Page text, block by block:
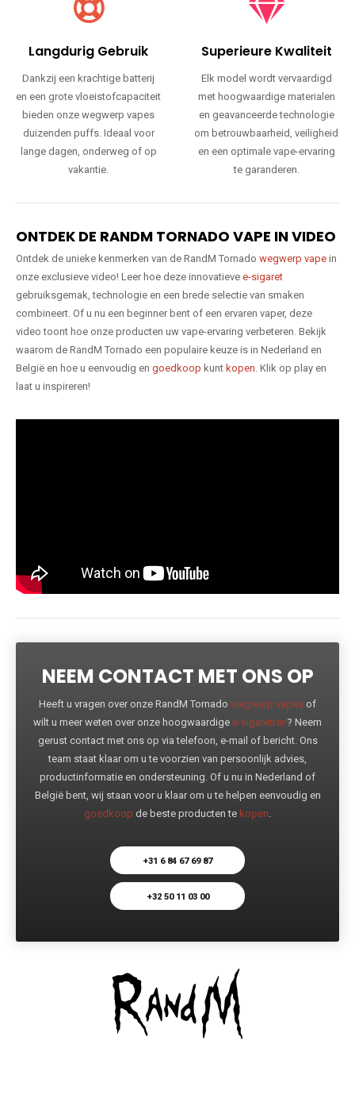
Langdurig Gebruik
Dankzij een krachtige batterij
en een grote vloeistofcapaciteit
bieden onze wegwerp vapes
duizenden puffs. Ideaal voor
lange dagen, onderweg of op
vakantie.
Superieure Kwaliteit
Elk model wordt vervaardigd
met hoogwaardige materialen
en geavanceerde technologie
om betrouwbaarheid, veiligheid
en een optimale vape-ervaring
te garanderen.
ONTDEK DE RANDM TORNADO VAPE IN VIDEO
Ontdek de unieke kenmerken van de RandM Tornado wegwerp vape in
onze exclusieve video! Leer hoe deze innovatieve e-sigaret
gebruiksgemak, technologie en een brede selectie van smaken
combineert. Of u nu een beginner bent of een ervaren vaper, deze
video toont hoe onze producten uw vape-ervaring verbeteren. Bekijk
waarom de RandM Tornado een populaire keuze is in Nederland en
België en hoe u eenvoudig en goedkoop kunt kopen. Klik op play en
laat u inspireren!
NEEM CONTACT MET ONS OP
Heeft u vragen over onze RandM Tornado wegwerp vapes of
wilt u meer weten over onze hoogwaardige e-sigaretten? Neem
gerust contact met ons op via telefoon, e-mail of bericht. Ons
team staat klaar om u te voorzien van persoonlijk advies,
productinformatie en ondersteuning. Of u nu in Nederland of
België bent, wij staan voor u klaar om u te helpen eenvoudig en
goedkoop de beste producten te kopen.
+31 6 84 67 69 87
+32 50 11 03 00